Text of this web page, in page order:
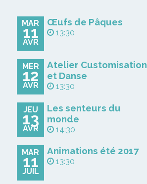
MAR
11
AVR
Œufs de Pâques
13:30
MER
12
AVR
Atelier Customisation
et Danse
13:30
JEU
13
AVR
Les senteurs du
monde
14:30
MAR
11
JUIL
Animations été 2017
13:30